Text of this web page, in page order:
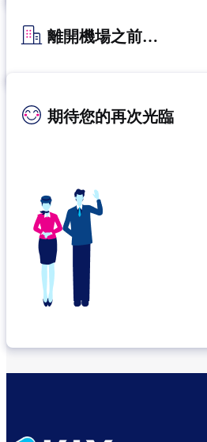
離開機場之前…
期待您的再次光臨